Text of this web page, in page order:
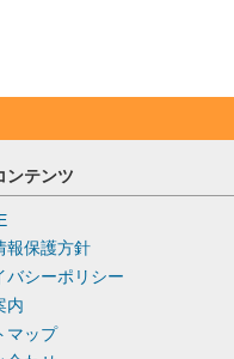
ンテンツ
報保護方針
バシーポリシー
内
マップ